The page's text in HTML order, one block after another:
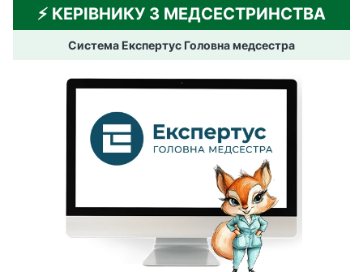
⚡️ КЕРІВНИКУ З МЕДСЕСТРИНСТВА
Система Експертус Головна медсестра